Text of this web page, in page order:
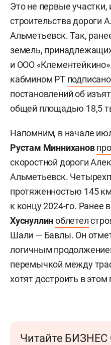
Это не первые
строительства дороги
Альметьевск. Так,
земель,
и ООО
кабмином РТ подписано
постановлений об
общей площадью 18,5
Напомним, в начале
Рустам Минниханов
скоростной дороги
Альметьевск.
протяженностью 145
к концу 2024-го. Ранее
Хуснуллиноблетел
Шали — Бавлы. Он
логичным
перемычкой между
хотят достроить в этом
Читайте БИЗНЕС